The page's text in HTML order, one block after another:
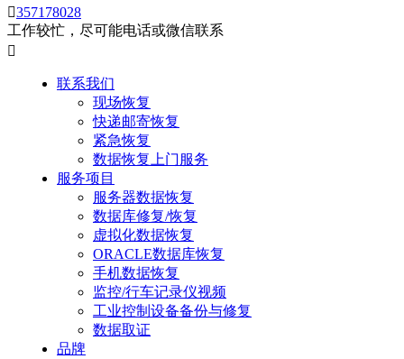
357178028
工作较忙，尽可能电话或微信联系

联系我们
现场恢复
快递邮寄恢复
紧急恢复
数据恢复上门服务
服务项目
服务器数据恢复
数据库修复/恢复
虚拟化数据恢复
ORACLE数据库恢复
手机数据恢复
监控/行车记录仪视频
工业控制设备备份与修复
数据取证
品牌